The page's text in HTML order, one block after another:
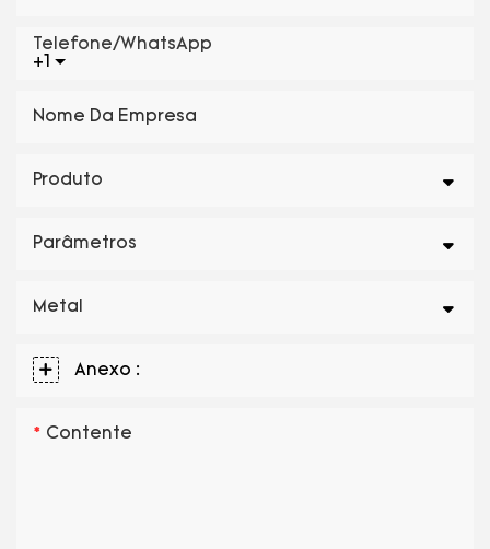
+1
Telefone/WhatsApp
Nome Da Empresa
Produto
Parâmetros
Metal
Anexo :
Contente